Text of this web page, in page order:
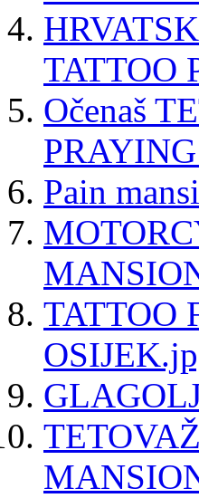
TATTOO
Očenaš
Pain
TATTOO